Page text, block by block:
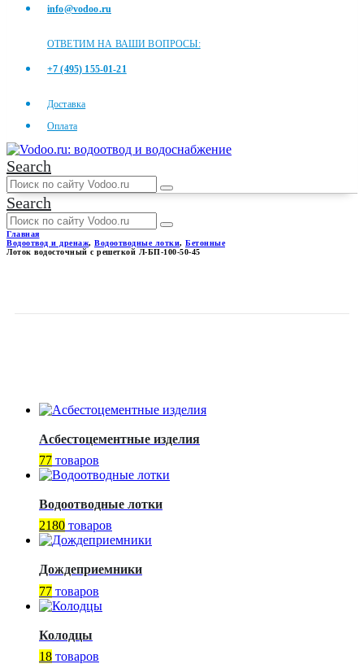
info@vodoo.ru
ОТВЕТИМ НА ВАШИ ВОПРОСЫ:
+7 (495) 155-01-21
Доставка
Оплата
Search
Search
Главная
Водоотвод и дренаж, Водоотводные лотки, Бетонные
Лоток водосточный с решеткой Л-БП-100-50-45
Асбестоцементные изделия
77 товаров
Водоотводные лотки
2180 товаров
Дождеприемники
77 товаров
Колодцы
18 товаров